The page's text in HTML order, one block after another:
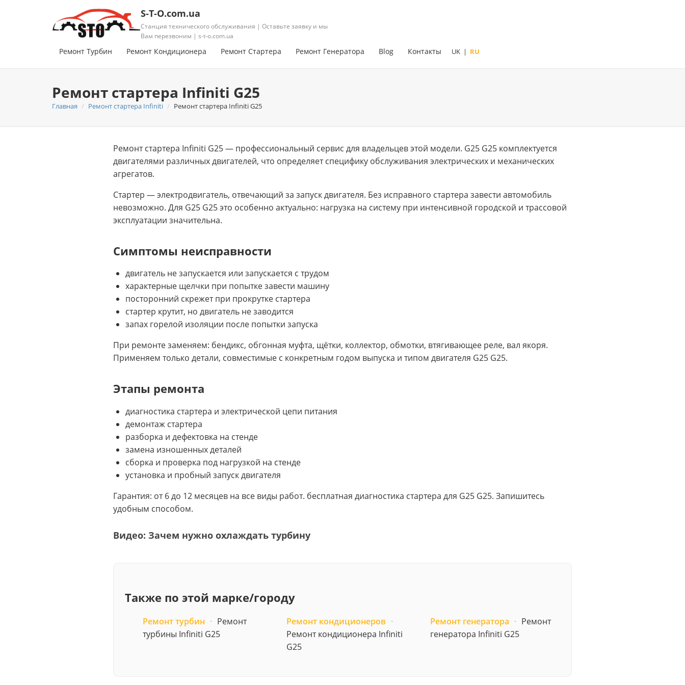
S-T-O.com.ua
Станция технического обслуживания | Оставьте заявку и мы
Вам перезвоним | s-t-o.com.ua
Ремонт Турбин Ремонт Кондиционера Ремонт Стартера Ремонт Генератора Blog Контакты UK | RU
Ремонт стартера Infiniti G25
Главная Ремонт стартера Infiniti Ремонт стартера Infiniti G25
Ремонт стартера Infiniti G25 — профессиональный сервис для владельцев этой модели. G25 G25 комплектуется
двигателями различных двигателей, что определяет специфику обслуживания электрических и механических
агрегатов.
Стартер — электродвигатель, отвечающий за запуск двигателя. Без исправного стартера завести автомобиль
невозможно. Для G25 G25 это особенно актуально: нагрузка на систему при интенсивной городской и трассовой
эксплуатации значительна.
Симптомы неисправности
двигатель не запускается или запускается с трудом
характерные щелчки при попытке завести машину
посторонний скрежет при прокрутке стартера
стартер крутит, но двигатель не заводится
запах горелой изоляции после попытки запуска
При ремонте заменяем: бендикс, обгонная муфта, щётки, коллектор, обмотки, втягивающее реле, вал якоря.
Применяем только детали, совместимые с конкретным годом выпуска и типом двигателя G25 G25.
Этапы ремонта
диагностика стартера и электрической цепи питания
демонтаж стартера
разборка и дефектовка на стенде
замена изношенных деталей
сборка и проверка под нагрузкой на стенде
установка и пробный запуск двигателя
Гарантия: от 6 до 12 месяцев на все виды работ. бесплатная диагностика стартера для G25 G25. Запишитесь
удобным способом.
Видео: Зачем нужно охлаждать турбину
Также по этой марке/городу
Ремонт турбин · Ремонт
турбины Infiniti G25
Ремонт кондиционеров ·
Ремонт кондиционера Infiniti
G25
Ремонт генератора · Ремонт
генератора Infiniti G25